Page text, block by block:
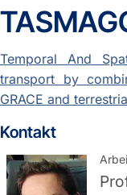
Temporal And
transport by
GRACE and
Kontakt